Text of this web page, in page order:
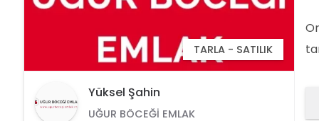
TARLA - SATILIK
Yüksel Şahin
UĞUR BÖCEĞI EMLAK